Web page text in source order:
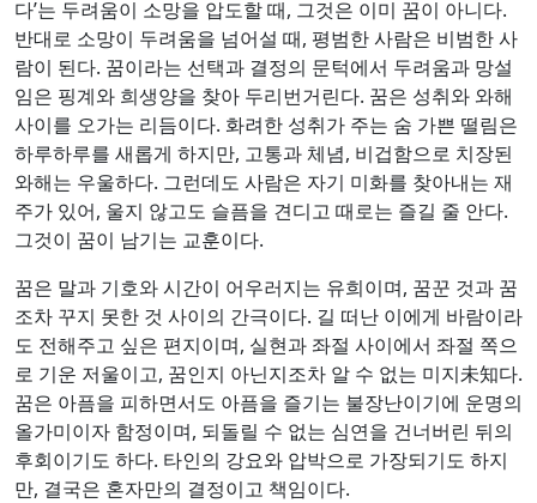
다’는 두려움이 소망을 압도할 때, 그것은 이미 꿈이 아니다.
반대로 소망이 두려움을 넘어설 때, 평범한 사람은 비범한 사
람이 된다. 꿈이라는 선택과 결정의 문턱에서 두려움과 망설
임은 핑계와 희생양을 찾아 두리번거린다. 꿈은 성취와 와해
사이를 오가는 리듬이다. 화려한 성취가 주는 숨 가쁜 떨림은
하루하루를 새롭게 하지만, 고통과 체념, 비겁함으로 치장된
와해는 우울하다. 그런데도 사람은 자기 미화를 찾아내는 재
주가 있어, 울지 않고도 슬픔을 견디고 때로는 즐길 줄 안다.
그것이 꿈이 남기는 교훈이다.
꿈은 말과 기호와 시간이 어우러지는 유희이며, 꿈꾼 것과 꿈
조차 꾸지 못한 것 사이의 간극이다. 길 떠난 이에게 바람이라
도 전해주고 싶은 편지이며, 실현과 좌절 사이에서 좌절 쪽으
로 기운 저울이고, 꿈인지 아닌지조차 알 수 없는 미지未知다.
꿈은 아픔을 피하면서도 아픔을 즐기는 불장난이기에 운명의
올가미이자 함정이며, 되돌릴 수 없는 심연을 건너버린 뒤의
후회이기도 하다. 타인의 강요와 압박으로 가장되기도 하지
만, 결국은 혼자만의 결정이고 책임이다.